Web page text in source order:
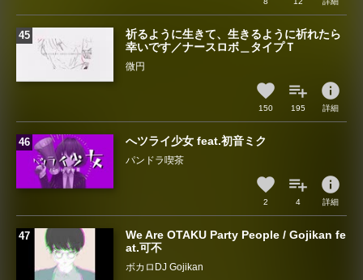
祈るように生きて、生きるように祈れたら
幸いです／ナースロボ＿タイプＴ
微円
150 195
info
詳細
へツライ少女 feat.初音ミク
パンドラ喫茶
2 4
info
詳細
We Are OTAKU Party People / Gojikan fe
at.可不
ボカロDJ Gojikan